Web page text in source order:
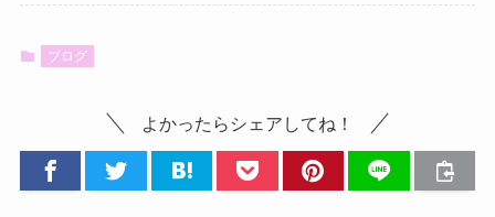
ブログ
よかったらシェアしてね！